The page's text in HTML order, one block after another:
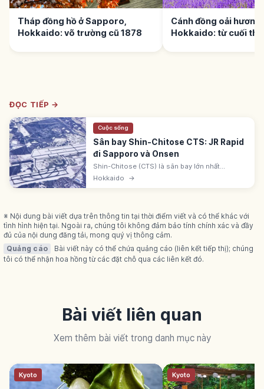
Tháp đồng hồ ở Sapporo,
Hokkaido: võ trường cũ 1878
Cánh đồng oải hương
Hokkaido: từ cuối
ĐỌC TIẾP →
Cuộc sống
Sân bay Shin-Chitose CTS: JR Rapid
đi Sapporo và Onsen
Shin-Chitose (CTS) là sân bay lớn nhất
Hokkaido. JR Rapid Airport đi Sapporo 33-41
Hokkaido →
※ Nội dung bài viết dựa trên thông tin tại thời điểm viết và có thể khác với
tình hình hiện tại. Ngoài ra, chúng tôi không đảm bảo tính chính xác và đầy
đủ của nội dung đăng tải, mong quý vị thông cảm.
Quảng cáo
Bài viết này có thể chứa quảng cáo (liên kết tiếp thị); chúng
tôi có thể nhận hoa hồng từ các đặt chỗ qua các liên kết đó.
Bài viết liên quan
Xem thêm bài viết trong danh mục này
Kyoto Kyoto